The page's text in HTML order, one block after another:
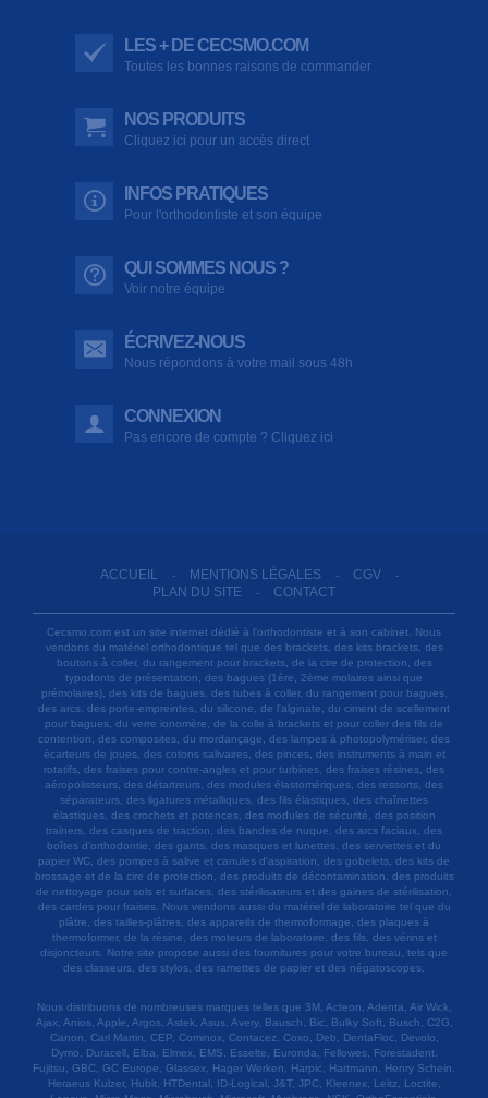
LES + DE CECSMO.COM
Toutes les bonnes raisons de commander
NOS PRODUITS
Cliquez ici pour un accès direct
INFOS PRATIQUES
Pour l'orthodontiste et son équipe
QUI SOMMES NOUS ?
Voir notre équipe
ÉCRIVEZ-NOUS
Nous répondons à votre mail sous 48h
CONNEXION
Pas encore de compte ? Cliquez ici
ACCUEIL - MENTIONS LÉGALES - CGV -
PLAN DU SITE - CONTACT
Cecsmo.com est un site internet dédié à l'orthodontiste et à son cabinet. Nous
vendons du matériel orthodontique tel que des brackets, des kits brackets, des
boutons à coller, du rangement pour brackets, de la cire de protection, des
typodonts de présentation, des bagues (1ère, 2ème molaires ainsi que
prémolaires), des kits de bagues, des tubes à coller, du rangement pour bagues,
des arcs, des porte-empreintes, du silicone, de l'alginate, du ciment de scellement
pour bagues, du verre ionomère, de la colle à brackets et pour coller des fils de
contention, des composites, du mordançage, des lampes à photopolymériser, des
écarteurs de joues, des cotons salivaires, des pinces, des instruments à main et
rotatifs, des fraises pour contre-angles et pour turbines, des fraises résines, des
aéropolisseurs, des détartreurs, des modules élastomériques, des ressorts, des
séparateurs, des ligatures métalliques, des fils élastiques, des chaînettes
élastiques, des crochets et potences, des modules de sécurité, des position
trainers, des casques de traction, des bandes de nuque, des arcs faciaux, des
boîtes d'orthodontie, des gants, des masques et lunettes, des serviettes et du
papier WC, des pompes à salive et canules d'aspiration, des gobelets, des kits de
brossage et de la cire de protection, des produits de décontamination, des produits
de nettoyage pour sols et surfaces, des stérilisateurs et des gaines de stérilisation,
des cardes pour fraises. Nous vendons aussi du matériel de laboratoire tel que du
plâtre, des tailles-plâtres, des appareils de thermoformage, des plaques à
thermoformer, de la résine, des moteurs de laboratoire, des fils, des vérins et
disjoncteurs. Notre site propose aussi des fournitures pour votre bureau, tels que
des classeurs, des stylos, des ramettes de papier et des négatoscopes.
Nous distribuons de nombreuses marques telles que 3M, Acteon, Adenta, Air Wick,
Ajax, Anios, Apple, Argos, Astek, Asus, Avery, Bausch, Bic, Bulky Soft, Busch, C2G,
Canon, Carl Martin, CEP, Cominox, Contacez, Coxo, Deb, DentaFloc, Devolo,
Dymo, Duracell, Elba, Elmex, EMS, Esselte, Euronda, Fellowes, Forestadent,
Fujitsu, GBC, GC Europe, Glassex, Hager Werken, Harpic, Hartmann, Henry Schein,
Heraeus Kulzer, Hubit, HTDental, ID-Logical, J&T, JPC, Kleenex, Leitz, Loctite,